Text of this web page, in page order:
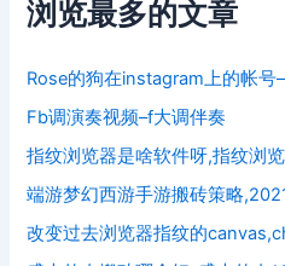
浏览最多的文章
Rose的狗在instagram上的帐号
Fb调演奏视频–f大调伴奏
指纹浏览器是啥软件呀,指纹浏
端游梦幻西游手游搬砖策略
改变过去浏览器指纹的